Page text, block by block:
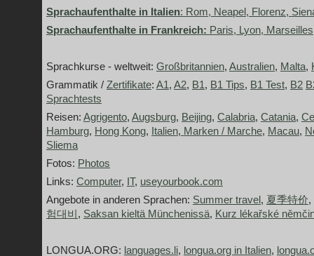
Sprachaufenthalte in Italien: Rom, Neapel, Florenz,
Sprachaufenthalte in Frankreich: Paris, Lyon,
Sprachkurse - weltweit: Großbritannien, Australien, Malta,
Grammatik / Zertifikate: A1, A2, B1, B1 Tips, B1 Test, B2
Sprachtests
Reisen: Agrigento, Augsburg, Beijing, Calabria, Catania,
Hamburg, Hong Kong, Italien, Marken / Marche, Macau,
Sliema
Fotos: Photos
Links: Computer, IT, useyourbook.com
Angebote in anderen Sprachen: Summer travel, 夏季特价,
험대비, Saksan kieltä Münchenissä, Kurz lékařské
LONGUA.ORG: languages.li, longua.org in Italien,